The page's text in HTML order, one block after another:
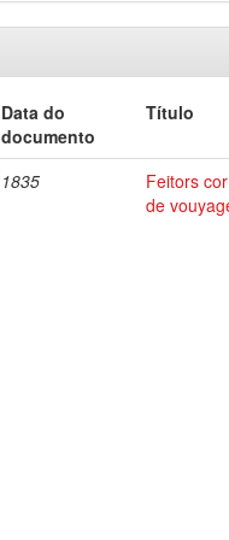
Data do
documento
Título
1835
Feitors
de